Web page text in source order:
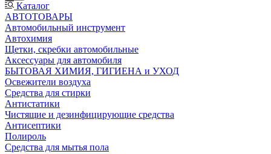
Каталог
АВТОТОВАРЫ
Автомобильный инструмент
Автохимия
Щетки, скребки автомобильные
Аксессуары для автомобиля
БЫТОВАЯ ХИМИЯ, ГИГИЕНА и УХОД
Освежители воздуха
Средства для стирки
Антистатики
Чистящие и дезинфицирующие средства
Антисептики
Полироль
Средства для мытья пола